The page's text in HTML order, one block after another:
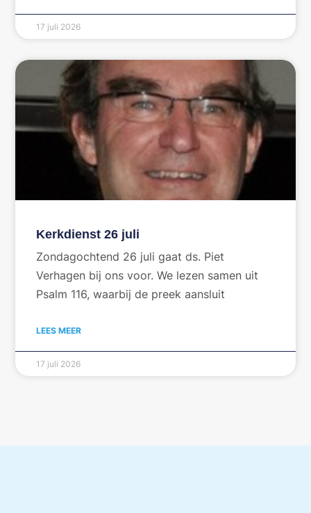
17 juli 2026
Kerkdienst 26 juli
Zondagochtend 26 juli gaat ds. Piet
Verhagen bij ons voor. We lezen samen uit
Psalm 116, waarbij de preek aansluit
LEES MEER
17 juli 2026